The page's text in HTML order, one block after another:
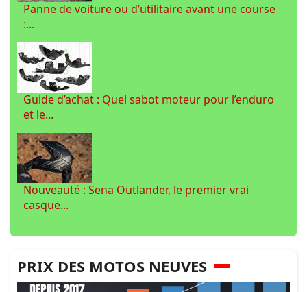
Panne de voiture ou d’utilitaire avant une course
:...
Guide d’achat : Quel sabot moteur pour l’enduro
et le...
Nouveauté : Sena Outlander, le premier vrai
casque...
PRIX DES MOTOS NEUVES